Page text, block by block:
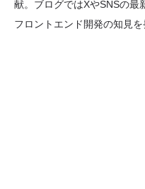
献。ブログではXやSNSの最
フロントエンド開発の知見を